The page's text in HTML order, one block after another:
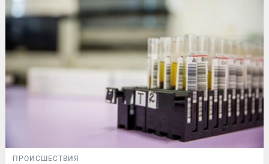
ПРОИСШЕСТВИЯ